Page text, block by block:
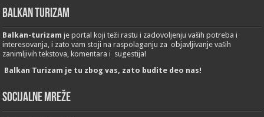
Balkan Turizam
Balkan-turizam je portal koji teži rastu i zadovoljenju vaših potreba i
interesovanja, i zato vam stoji na raspolaganju za objavljivanje vaših
zanimljivih tekstova, komentara i sugestija!
Balkan Turizam je tu zbog vas, zato budite deo nas!
Socijalne mreže